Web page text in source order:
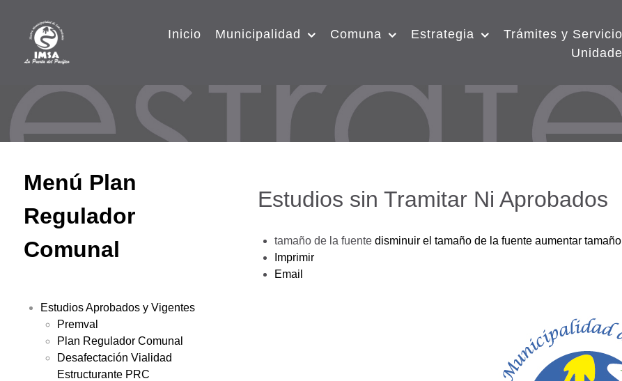
Inicio Municipalidad Comuna Estrategia
Trámites y
Menú Plan
Regulador
Comunal
Estudios Aprobados y Vigentes
Premval
Plan Regulador Comunal
Desafectación Vialidad
Estructurante PRC
Estudios sin Tramitar Ni Aprobados
tamaño de la fuente disminuir el tamaño de la fuente aumentar
Imprimir
Email